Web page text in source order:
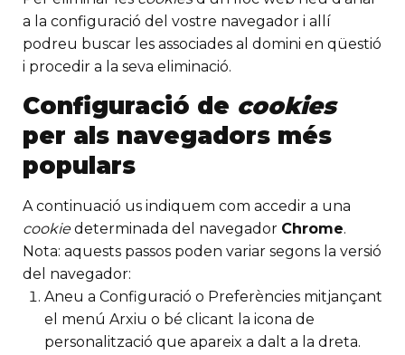
a la configuració del vostre navegador i allí
podreu buscar les associades al domini en qüestió
i procedir a la seva eliminació.
Configuració de cookies
per als navegadors més
populars
A continuació us indiquem com accedir a una
cookiedeterminada del navegador Chrome.
Nota: aquests passos poden variar segons la versió
del navegador:
Aneu a Configuració o Preferències mitjançant
el menú Arxiu o bé clicant la icona de
personalització que apareix a dalt a la dreta.